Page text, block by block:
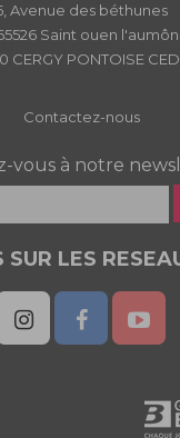
Avenue des béthunes
Saint ouen
CERGY PONTOISE
Contactez-nous
vous à notre
SUR LES